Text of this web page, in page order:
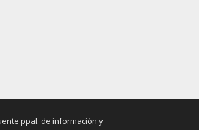
ppal. de información y